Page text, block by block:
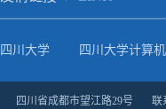
四川大学 四川大学计算
四川省成都市望江路29号 联